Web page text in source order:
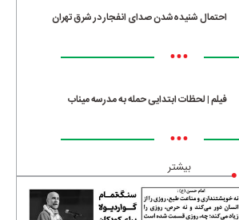
احتمال شنیده‌شدن صدای انفجار در شرق تهران
•••
فیلم | لحظات ابتدایی حمله به مدرسه میناب
•••
بیشتر